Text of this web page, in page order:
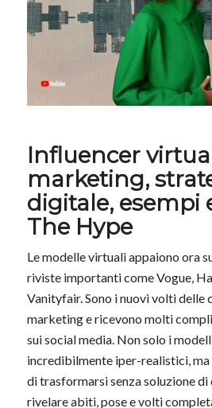
Influencer
marketing,
digitale, esempi
The Hype
Le modelle virtuali appaiono ora
riviste importanti come Vogue,
Vanityfair. Sono i nuovi volti delle
marketing e ricevono molti
sui social media. Non solo i
incredibilmente iper-realistici, ma
di trasformarsi senza soluzione
rivelare abiti, pose e volti